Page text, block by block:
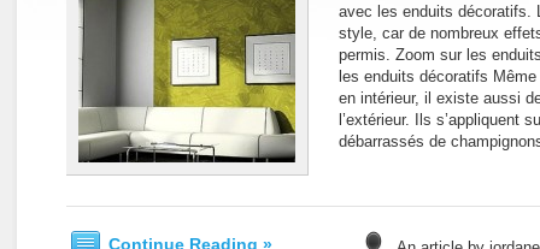
avec les enduits décoratifs.
style, car de nombreux
permis. Zoom sur les
les enduits décoratifs
en intérieur, il existe aussi
l’extérieur. Ils s’appliquent
débarrassés de
Continue Reading »